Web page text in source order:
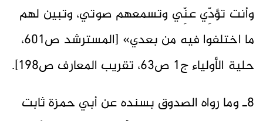
وأنت تؤدِّي عنِّي وتسمعهم صوتي، وتبين لهم
ما اختلفوا فيه من بعدي» [المسترشد ص601،
حلية الأولياء ج1 ص63، تقريب المعارف ص198].
8ـ وما رواه الصدوق بسنده عن أبي حمزة ثابت